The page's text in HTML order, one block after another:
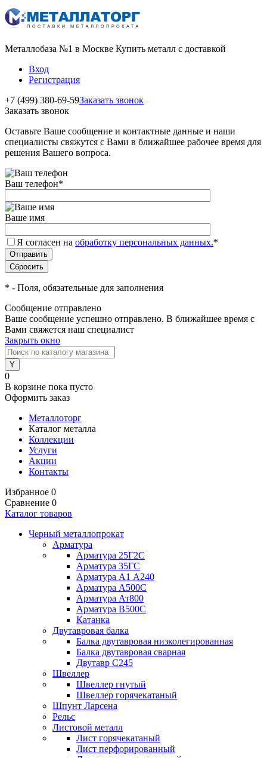
Металлобаза №1 в Москве Купить металл с доставкой
Вход
Регистрация
+7 (499) 380-69-59Заказать звонок
Заказать звонок
Оставьте Ваше сообщение и контактные данные и наши
специалисты свяжутся с Вами в ближайшее рабочее время для
решения Вашего вопроса.
Ваш телефон*
Ваше имя
Я согласен на обработку персональных данных.*
* - Поля, обязательные для заполнения
Сообщение отправлено
Ваше сообщение успешно отправлено. В ближайшее время с
Вами свяжется наш специалист
Закрыть окно
0
В корзине пока пусто
Оформить заказ
Металлоторг
Каталог металла
Коллекции
Услуги
Акции
Контакты
Избранное 0
Сравнение 0
Каталог товаров
Черный металлопрокат
Арматура
Арматура 25Г2С
Арматура 35ГС
Арматура А1 А240
Арматура А500С
Арматура Ат800
Арматура В500С
Катанка
Двутавровая балка
Балка двутавровая низколегированная
Балка двутавровая сварная
Двутавр С245
Швеллер
Швеллер гнутый
Швеллер горячекатаный
Шпунт Ларсена
Рельс
Листовой металл
Лист горячекатаный
Лист перфорированный